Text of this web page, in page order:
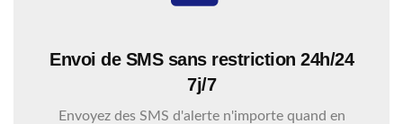
Envoi de SMS sans restriction 24h/24
7j/7
Envoyez des SMS d'alerte n'importe quand en